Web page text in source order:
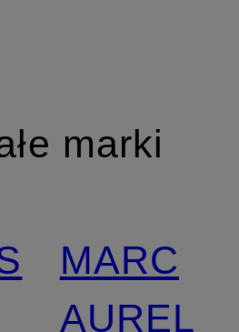
marki
MARC
AUREL